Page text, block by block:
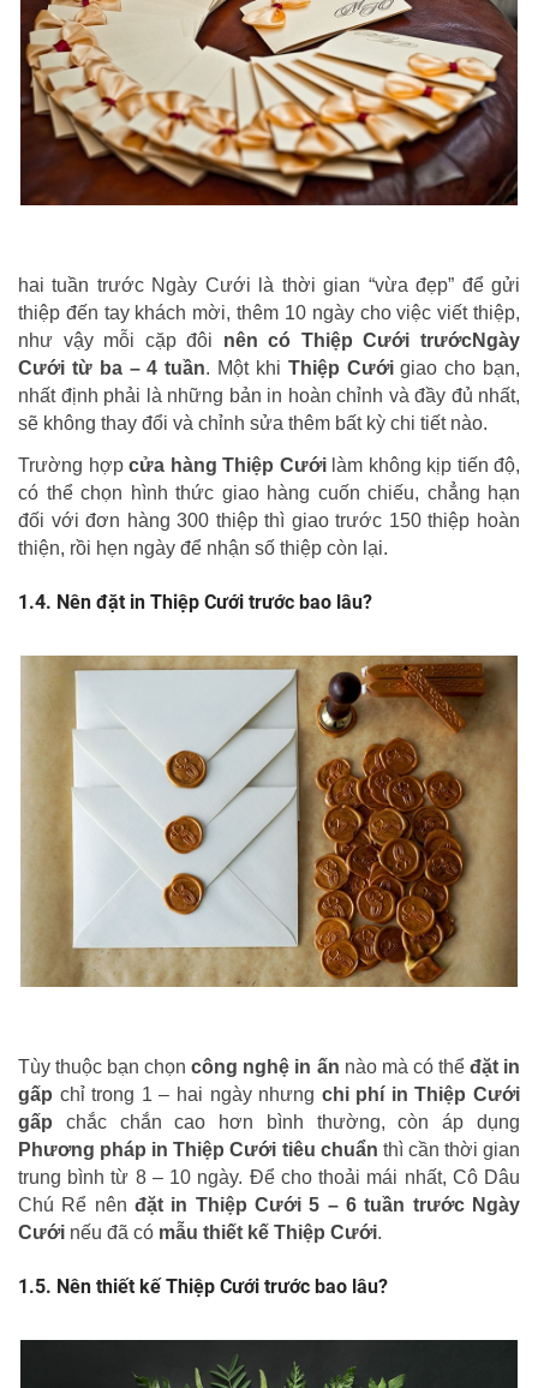
hai tuần trước Ngày Cưới là thời gian “vừa đẹp” để gửi
thiệp đến tay khách mời, thêm 10 ngày cho việc viết thiệp,
như vậy mỗi cặp đôi nên có Thiệp Cưới trướcNgày
Cưới từ ba – 4 tuần. Một khi Thiệp Cướigiao cho bạn,
nhất định phải là những bản in hoàn chỉnh và đầy đủ nhất,
sẽ không thay đổi và chỉnh sửa thêm bất kỳ chi tiết nào.
Trường hợp cửa hàng Thiệp Cướilàm không kịp tiến độ,
có thể chọn hình thức giao hàng cuốn chiếu, chẳng hạn
đối với đơn hàng 300 thiệp thì giao trước 150 thiệp hoàn
thiện, rồi hẹn ngày để nhận số thiệp còn lại.
Nên đặt in Thiệp Cưới trước bao lâu?
Tùy thuộc bạn chọncông nghệ in ấn nào mà có thể đặt in
gấp chỉ trong 1 – hai ngày nhưng chi phí in Thiệp Cưới
gấp chắc chắn cao hơn bình thường, còn áp dụng
Phương pháp in Thiệp Cưới tiêu chuẩn thì cần thời gian
trung bình từ 8 – 10 ngày. Để cho thoải mái nhất, Cô Dâu
Chú Rể nên đặt in Thiệp Cưới 5 – 6 tuần trước Ngày
Cưới nếu đã có mẫu thiết kế Thiệp Cưới.
Nên thiết kế Thiệp Cưới trước bao lâu?